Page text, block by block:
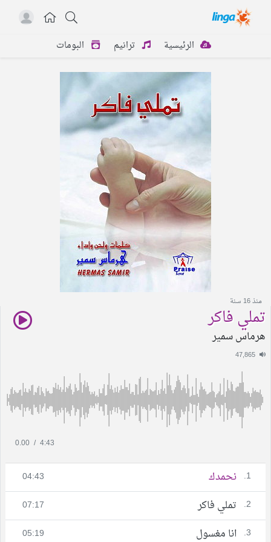
الرئيسية ترانيم البومات
منذ 16 سنة
تملي فاكر
هرماس سمير
0.00 / 4:43
1. نحمدك
04:43
2.
تملي فاكر
07:17
3. انا مغسول 05:19